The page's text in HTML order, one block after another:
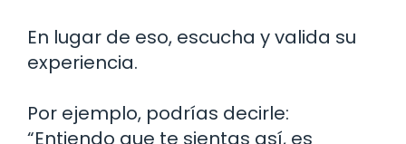
En lugar de eso, escucha y valida su
experiencia.
Por ejemplo, podrías decirle:
“Entiendo que te sientas así, es